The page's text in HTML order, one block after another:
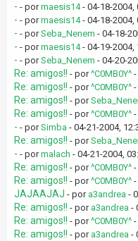
- - pormaesis14- 04-18-2004,
- - pormaesis14- 04-18-2004,
- - porSeba_Nenem - 04-18-
- - pormaesis14- 04-19-2004,
- - porSeba_Nenem - 04-20-
Re: amigos!! - por^C0MB0Y^
Re: amigos!! - por^C0MB0Y^
Re: amigos!! - por
Re: amigos!! - por^C0MB0Y^
- - porSimba - 04-21-2004,
Re: amigos!! - por
- - pormalach - 04-21-2004,
Re: amigos!! - por^C0MB0Y^
Re: amigos!! - por^C0MB0Y^
JAJAAJAJ - por a3andrea -
Re: amigos!! - por a3andrea -
Re: amigos!! - por^C0MB0Y^
Re: amigos!! - por a3andrea -